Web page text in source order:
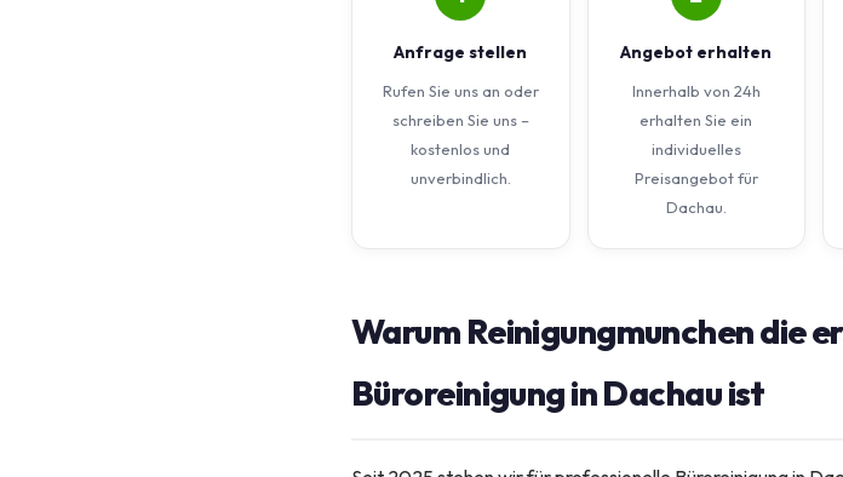
Anfrage stellen
Rufen Sie uns an oder
schreiben Sie uns –
kostenlos und
unverbindlich.
Angebot erhalten
Innerhalb von 24h
erhalten Sie ein
individuelles
Preisangebot für
Dachau.
Warum Reinigungmunchen die
Büroreinigung in Dachau ist